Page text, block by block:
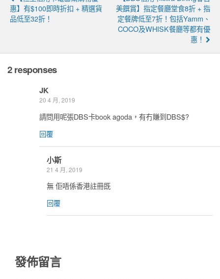
惠】有$100即時折扣 + 精選貨
品低至32折！
美饌賞】指定餐廳堂食8折 + 指
定餐牌低至7折！包括Yamm、
COCO及WHISK餐廳等都有優
惠！
2 responses
JK
20 4 月, 2019
請問用呢張DBS卡book agoda，有冇賺到DBS$?
回覆
小斯
21 4 月, 2019
無 佢唔係香港註冊既
回覆
發佈留言